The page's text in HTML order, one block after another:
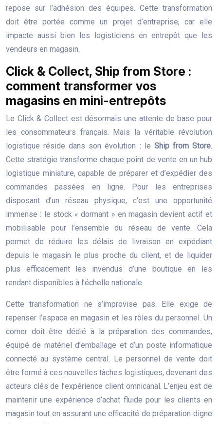
repose sur l’adhésion des équipes. Cette transformation
doit être portée comme un projet d’entreprise, car elle
impacte aussi bien les logisticiens en entrepôt que les
vendeurs en magasin.
Click & Collect, Ship from Store :
comment transformer vos
magasins en mini-entrepôts
Le Click & Collect est désormais une attente de base pour
les consommateurs français. Mais la véritable révolution
logistique réside dans son évolution : le Ship from Store.
Cette stratégie transforme chaque point de vente en un hub
logistique miniature, capable de préparer et d’expédier des
commandes passées en ligne. Pour les entreprises
disposant d’un réseau physique, c’est une opportunité
immense : le stock « dormant » en magasin devient actif et
mobilisable pour l’ensemble du réseau de vente. Cela
permet de réduire les délais de livraison en expédiant
depuis le magasin le plus proche du client, et de liquider
plus efficacement les invendus d’une boutique en les
rendant disponibles à l’échelle nationale.
Cette transformation ne s’improvise pas. Elle exige de
repenser l’espace en magasin et les rôles du personnel. Un
corner doit être dédié à la préparation des commandes,
équipé de matériel d’emballage et d’un poste informatique
connecté au système central. Le personnel de vente doit
être formé à ces nouvelles tâches logistiques, devenant des
acteurs clés de l’expérience client omnicanal. L’enjeu est de
maintenir une expérience d’achat fluide pour les clients en
magasin tout en assurant une efficacité de préparation digne